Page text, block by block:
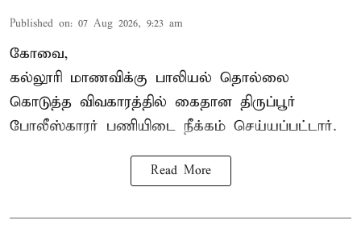
Published on: 07 Aug 2026, 9:23 am
கோவை,
கல்லூரி மாணவிக்கு பாலியல் தொல்லை
கொடுத்த விவகாரத்தில் கைதான திருப்பூர்
போலீஸ்காரர் பணியிடை நீக்கம் செய்யப்பட்டார்.
Read More